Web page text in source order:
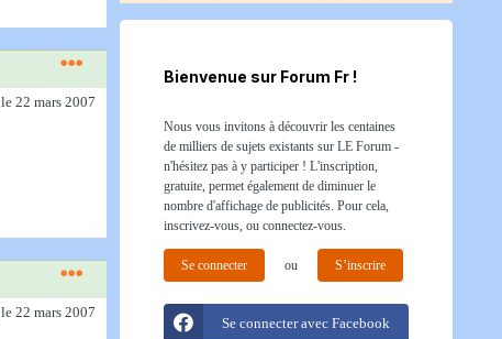
le 22 mars 2007
le 22 mars 2007
Bienvenue sur Forum Fr !
Nous vous invitons à découvrir les centaines
de milliers de sujets existants sur LE Forum -
n'hésitez pas à y participer ! L'inscription,
gratuite, permet également de diminuer le
nombre d'affichage de publicités. Pour cela,
inscrivez-vous, ou connectez-vous.
Se connecter ou S’inscrire
Se connecter avec Facebook